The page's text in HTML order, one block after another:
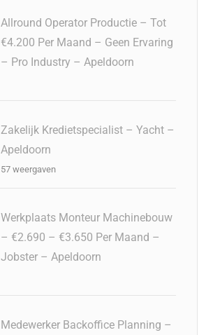
Allround Operator Productie – Tot
€4.200 Per Maand – Geen Ervaring
– Pro Industry – Apeldoorn
Zakelijk Kredietspecialist – Yacht –
Apeldoorn
57 weergaven
Werkplaats Monteur Machinebouw
– €2.690 – €3.650 Per Maand –
Jobster – Apeldoorn
Medewerker Backoffice Planning –